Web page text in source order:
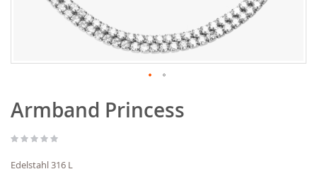
Anfang
der
springen
Armband Princess
Edelstahl 316 L